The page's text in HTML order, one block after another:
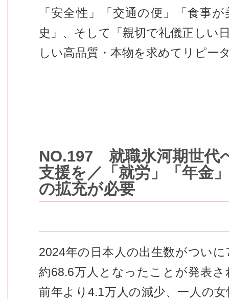
「安全性」「交通の便」「食事
史」、そして「親切で礼儀正しい
しい高品質・本物を求めてリピー
NO.197 就職氷河期世代
支援を／「就労」「年金
の拡充が必要
2024年の日本人の出生数がついに
約68.6万人となったことが発表
前年より4.1万人の減少、一人の